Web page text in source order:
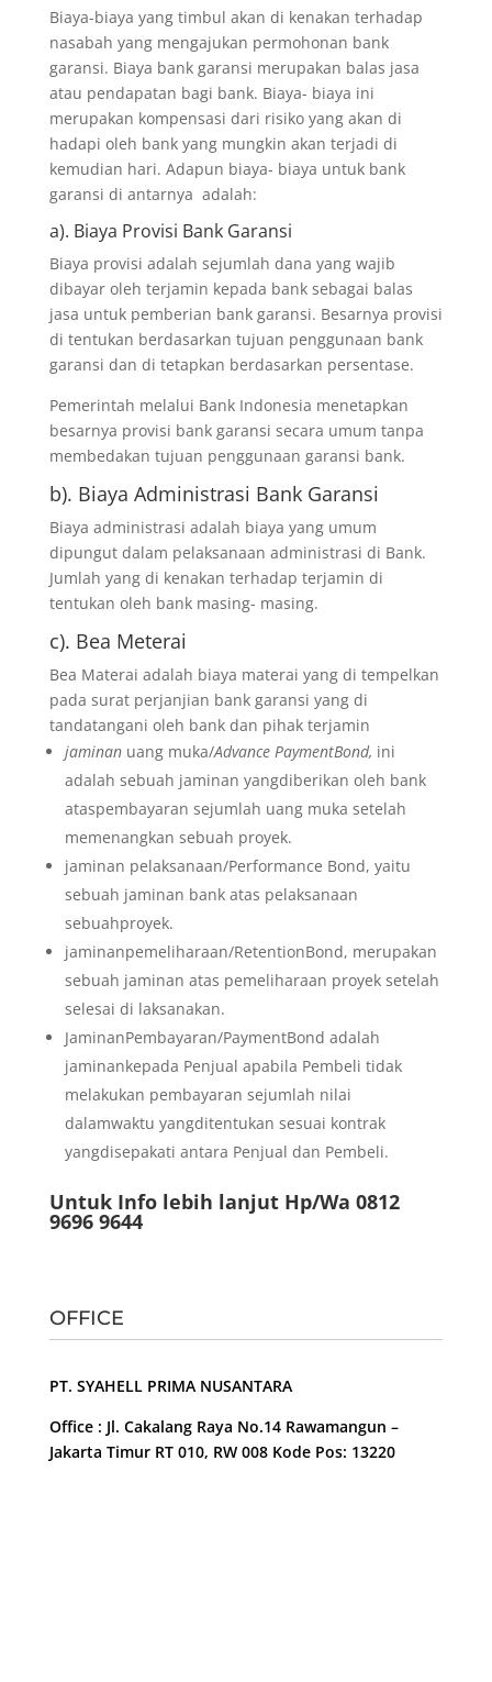
Biaya-biaya yang timbul akan di kenakan terhadap
nasabah yang mengajukan permohonan bank
garansi. Biaya bank garansi merupakan balas jasa
atau pendapatan bagi bank. Biaya- biaya ini
merupakan kompensasi dari risiko yang akan di
hadapi oleh bank yang mungkin akan terjadi di
kemudian hari. Adapun biaya- biaya untuk bank
garansi di antarnya adalah:
a). Biaya Provisi Bank Garansi
Biaya provisi adalah sejumlah dana yang wajib
dibayar oleh terjamin kepada bank sebagai balas
jasa untuk pemberian bank garansi. Besarnya provisi
di tentukan berdasarkan tujuan penggunaan bank
garansi dan di tetapkan berdasarkan persentase.
Pemerintah melalui Bank Indonesia menetapkan
besarnya provisi bank garansi secara umum tanpa
membedakan tujuan penggunaan garansi bank.
b). Biaya Administrasi Bank Garansi
Biaya administrasi adalah biaya yang umum
dipungut dalam pelaksanaan administrasi di Bank.
Jumlah yang di kenakan terhadap terjamin di
tentukan oleh bank masing- masing.
c). Bea Meterai
Bea Materai adalah biaya materai yang di tempelkan
pada surat perjanjian bank garansi yang di
tandatangani oleh bank dan pihak terjamin
jaminan uang muka/Advance PaymentBond, ini
adalah sebuah jaminan yangdiberikan oleh bank
ataspembayaran sejumlah uang muka setelah
memenangkan sebuah proyek.
jaminan pelaksanaan/Performance Bond, yaitu
sebuah jaminan bank atas pelaksanaan
sebuahproyek.
jaminanpemeliharaan/RetentionBond, merupakan
sebuah jaminan atas pemeliharaan proyek setelah
selesai di laksanakan.
JaminanPembayaran/PaymentBond adalah
jaminankepada Penjual apabila Pembeli tidak
melakukan pembayaran sejumlah nilai
dalamwaktu yangditentukan sesuai kontrak
yangdisepakati antara Penjual dan Pembeli.
Untuk Info lebih lanjut Hp/Wa 0812
9696 9644
OFFICE
PT. SYAHELL PRIMA NUSANTARA
Office : Jl. Cakalang Raya No.14 Rawamangun –
Jakarta Timur RT 010, RW 008 Kode Pos: 13220